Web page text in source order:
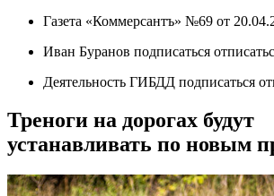
Газета «Коммерсантъ» №69 от
Иван Буранов подписаться
Деятельность ГИБДД подписаться
Треноги на дорогах будут
устанавливать по новым